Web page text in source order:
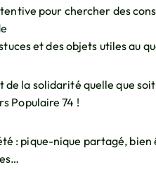
pour chercher des
et des objets utiles au
de la solidarité quelle que
Populaire 74 !
: pique-nique partagé,